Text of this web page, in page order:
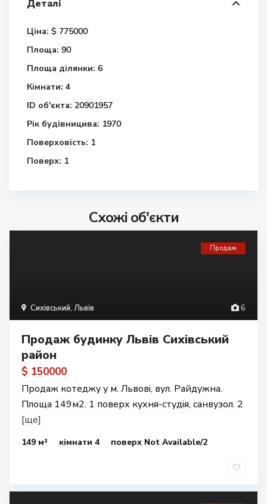
Деталі
Ціна: $ 775000
Площа: 90
Площа ділянки: 6
Кімнати: 4
ID об'єкта: 20901957
Рік будівницива: 1970
Поверховість: 1
Поверх: 1
Схожі об'єкти
6
Сихівський, Львів
Продаж
Продаж будинку Львів Сихівський
район
$ 150000
Продаж котеджу у м. Львові, вул. Райдужна.
Площа 149м2. 1 поверх кухня-студія, санвузол. 2
[ще]
149 м² кімнати 4 поверх Not Available/2